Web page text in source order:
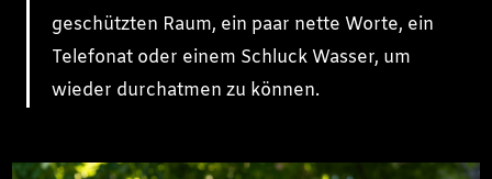
geschützten Raum, ein paar nette Worte, ein
Telefonat oder einem Schluck Wasser, um
wieder durchatmen zu können.